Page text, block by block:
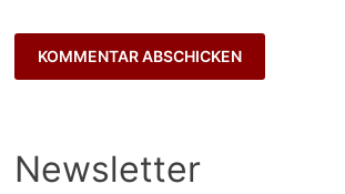
Newsletter